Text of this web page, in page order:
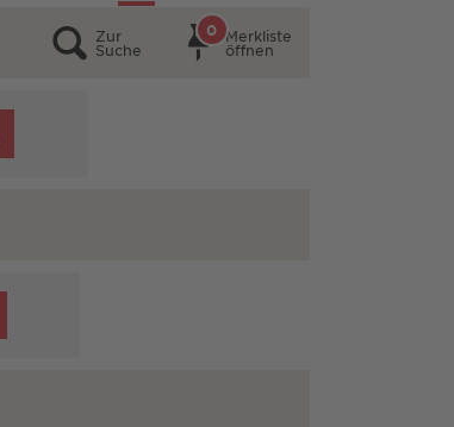
Zur
Suche
Merkliste
öffnen
0